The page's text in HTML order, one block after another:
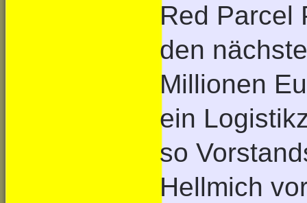
Red Parcel
den
Millionen
ein
so
Hellmich